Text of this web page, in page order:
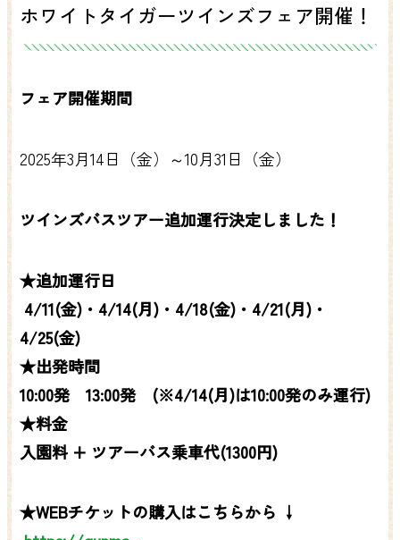
ホワイトタイガーツインズフェア開催！
フェア開催期間
2025年3月14日（金）～10月31日（金）
ツインズバスツアー追加運行決定しました！
★追加運行日
4/11(金)・4/14(月)・4/18(金)・4/21(月)・
4/25(金)
★出発時間
10:00発 13:00発 (※4/14(月)は10:00発のみ運行)
★料金
入園料 + ツアーバス乗車代(1300円)
★WEBチケットの購入はこちらから ↓